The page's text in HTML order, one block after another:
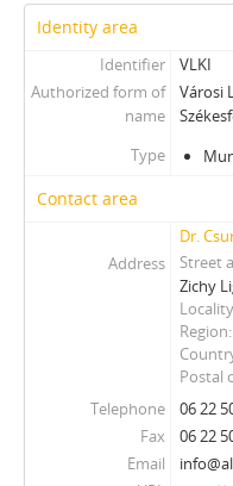
Identity area
Identifier
VLKI
Authorized form of
name
Városi
Type
Contact area
Dr.
Address
Street
Zichy
Locality
Region
Postal
Telephone
06 22
Fax
06 22
Email